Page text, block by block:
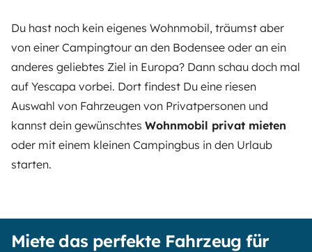
Du hast noch kein eigenes Wohnmobil, träumst aber
von einer Campingtour an den Bodensee oder an ein
anderes geliebtes Ziel in Europa? Dann schau doch mal
auf Yescapa vorbei. Dort findest Du eine riesen
Auswahl von Fahrzeugen von Privatpersonen und
kannst dein gewünschtes Wohnmobil privat mieten
oder mit einem kleinen Campingbus in den Urlaub
starten.
Miete das perfekte Fahrzeug für